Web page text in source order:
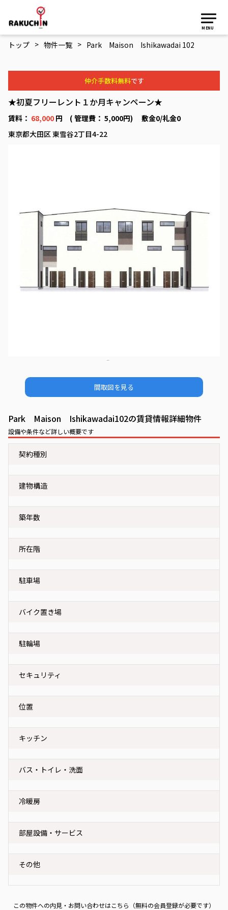
MENU
トップ > 物件一覧 > Park Maison Ishikawadai 102
仲介手数料無料です
★初夏フリーレント１か月キャンペーン★
賃料： 68,000 円 ( 管理費： 5,000円) 敷金0/礼金0
東京都大田区 東雪谷2丁目4-22
間取図を見る
Park Maison Ishikawadai102の賃貸情報詳細物件
設備や条件など詳しい概要です
契約種別
建物構造
築年数
所在階
駐車場
バイク置き場
駐輪場
セキュリティ
位置
キッチン
バス・トイレ・洗面
冷暖房
部屋設備・サービス
その他
この物件への内見・お問い合わせはこちら（無料の会員登録が必要です）